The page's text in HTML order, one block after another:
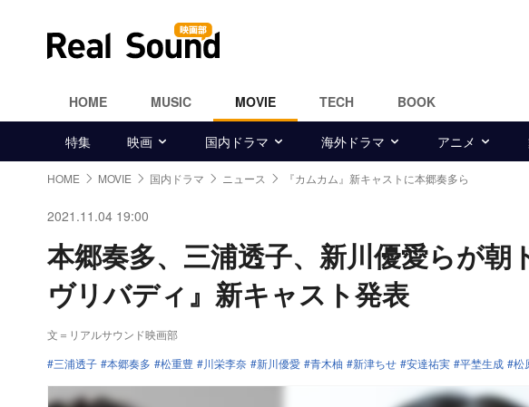
HOME MUSIC MOVIE TECH BOOK
特集 映画 国内ドラマ 海外ドラマ アニメ
HOME MOVIE 国内ドラマ ニュース 『カムカム』新キャストに本郷奏多ら
2021.11.04 19:00
本郷奏多、三浦透子、新川優愛らが
ヴリバディ』新キャスト発表
文＝リアルサウンド映画部
三浦透子
本郷奏多 松重豊 川栄李奈 新川優愛 青木柚 新津ちせ 安達祐実 平埜生成 松